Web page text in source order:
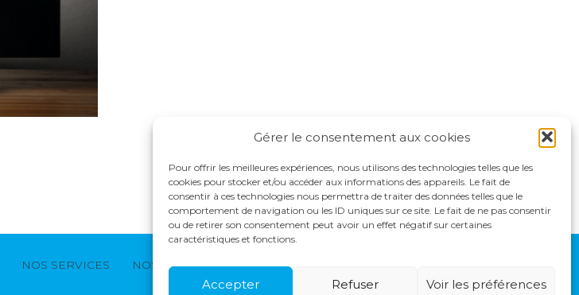
Gérer le consentement aux cookies
Pour offrir les meilleures expériences, nous utilisons des technologies telles que les
cookies pour stocker et/ou accéder aux informations des appareils. Le fait de
consentir à ces technologies nous permettra de traiter des données telles que le
comportement de navigation ou les ID uniques sur ce site. Le fait de ne pas consentir
ou de retirer son consentement peut avoir un effet négatif sur certaines
caractéristiques et fonctions.
Accepter Refuser Voir les préférences
NOS SERVICES NOS SOLUTIONS ACTUALITÉS